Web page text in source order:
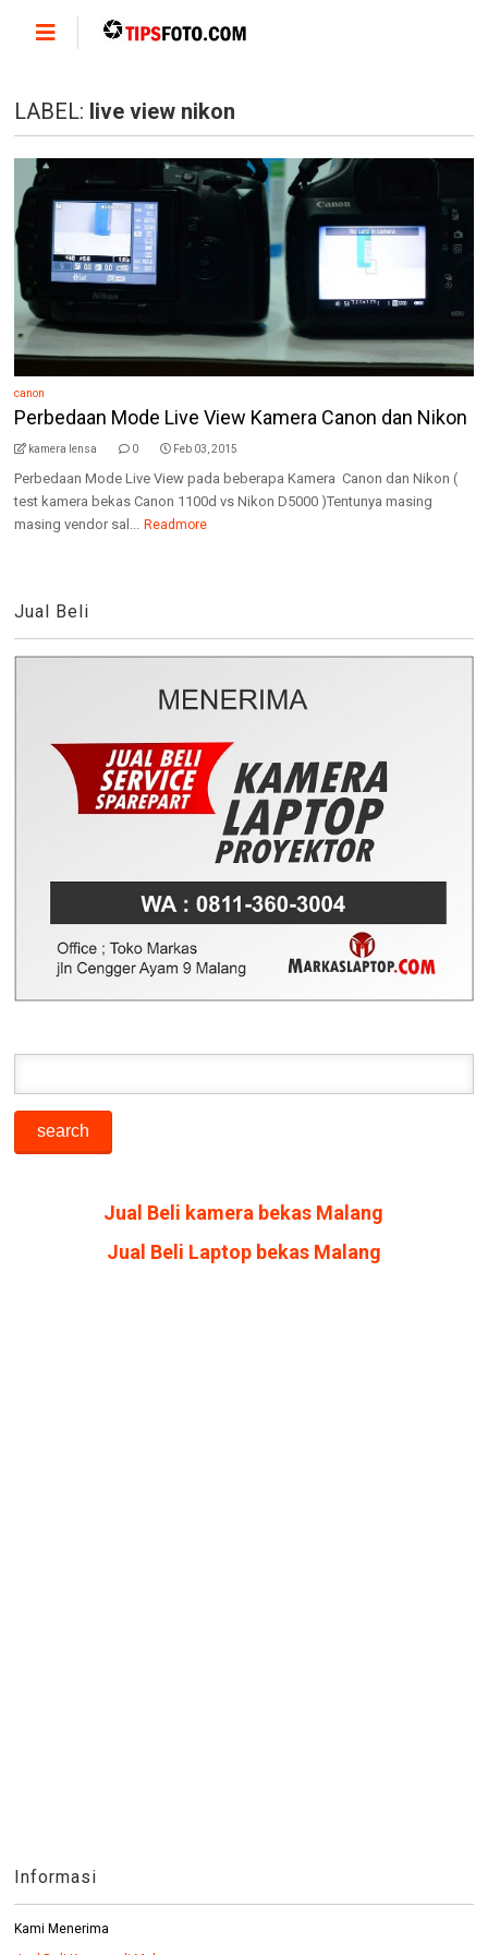
LABEL: live view nikon
canon
Perbedaan Mode Live View Kamera Canon dan Nikon
kamera lensa 0 Feb 03, 2015
Perbedaan Mode Live View pada beberapa Kamera Canon dan Nikon (
test kamera bekas Canon 1100d vs Nikon D5000 )Tentunya masing
masing vendor sal... Readmore
Jual Beli
Jual Beli kamera bekas Malang
Jual Beli Laptop bekas Malang
Informasi
Kami Menerima